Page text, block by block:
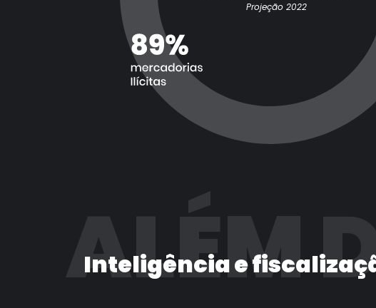
Projeção 2022
ALÉM
Inteligência e